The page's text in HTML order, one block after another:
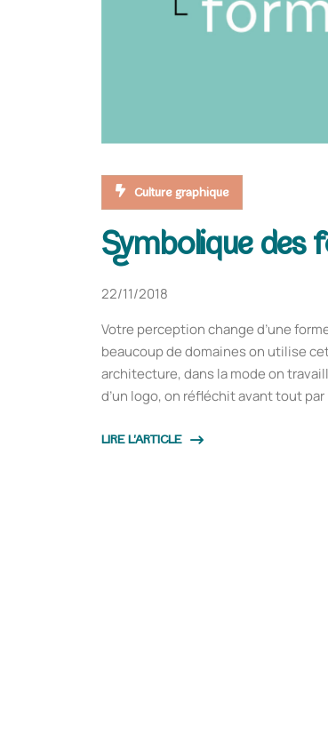
Culture graphique
Symbolique des
22/11/2018
Votre perception change d’une
beaucoup de domaines on utilise
architecture, dans la mode on
d’un logo, on réfléchit avant tout par
LIRE L'ARTICLE